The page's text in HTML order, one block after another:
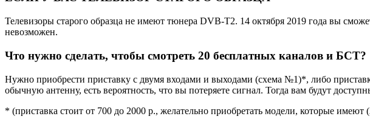
Телевизоры старого образца не имеют тюнера DVB-T2. 14 октября 2019 года вы
невозможен.
Что нужно сделать, чтобы смотреть 20 бесплатных каналов и БСТ?
Нужно приобрести приставку с двумя входами и выходами (схема №1)*, либо
обычную антенну, есть вероятность, что вы потеряете сигнал. Тогда вам будут
* (приставка стоит от 700 до 2000 р., желательно приобретать модели, которые имеют